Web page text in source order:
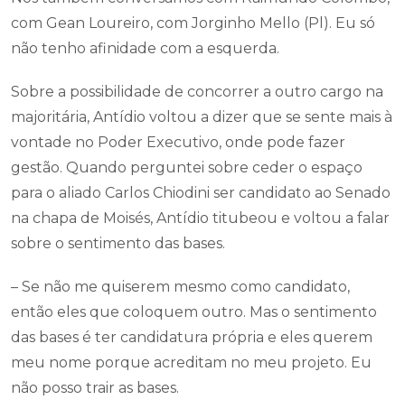
com Gean Loureiro, com Jorginho Mello (Pl). Eu só
não tenho afinidade com a esquerda.
Sobre a possibilidade de concorrer a outro cargo na
majoritária, Antídio voltou a dizer que se sente mais à
vontade no Poder Executivo, onde pode fazer
gestão. Quando perguntei sobre ceder o espaço
para o aliado Carlos Chiodini ser candidato ao Senado
na chapa de Moisés, Antídio titubeou e voltou a falar
sobre o sentimento das bases.
– Se não me quiserem mesmo como candidato,
então eles que coloquem outro. Mas o sentimento
das bases é ter candidatura própria e eles querem
meu nome porque acreditam no meu projeto. Eu
não posso trair as bases.